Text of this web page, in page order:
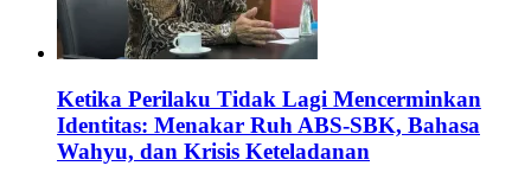
Ketika Perilaku Tidak Lagi Mencerminkan
Identitas: Menakar Ruh ABS-SBK, Bahasa
Wahyu, dan Krisis Keteladanan